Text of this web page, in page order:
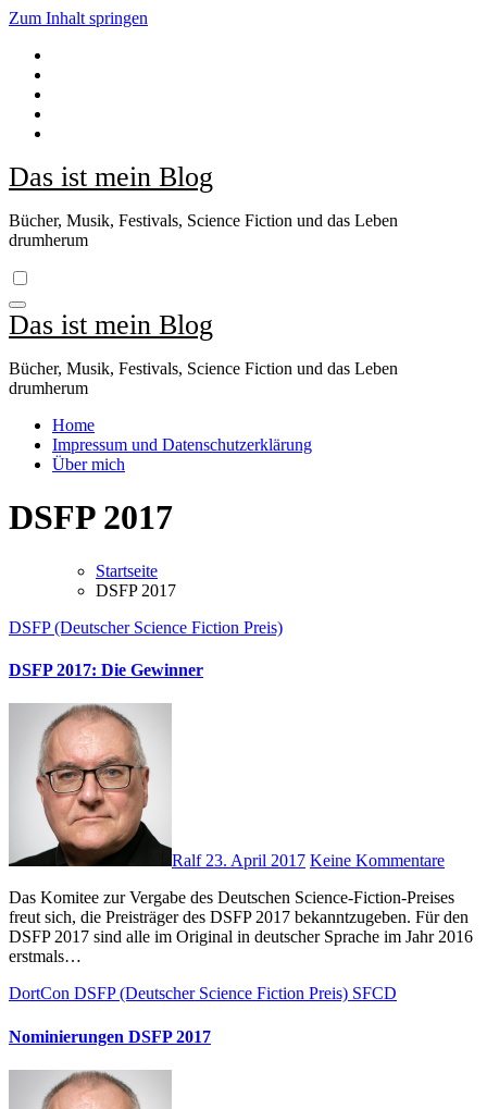
Zum Inhalt springen
Das ist mein Blog
Bücher, Musik, Festivals, Science Fiction und das Leben
drumherum
Das ist mein Blog
Bücher, Musik, Festivals, Science Fiction und das Leben
drumherum
Home
Impressum und Datenschutzerklärung
Über mich
DSFP 2017
Startseite
DSFP 2017
DSFP (Deutscher Science Fiction Preis)
DSFP 2017: Die Gewinner
Ralf23. April 2017 Keine Kommentare
Das Komitee zur Vergabe des Deutschen Science-Fiction-Preises
freut sich, die Preisträger des DSFP 2017 bekanntzugeben. Für den
DSFP 2017 sind alle im Original in deutscher Sprache im Jahr 2016
erstmals…
DortCon DSFP (Deutscher Science Fiction Preis) SFCD
Nominierungen DSFP 2017